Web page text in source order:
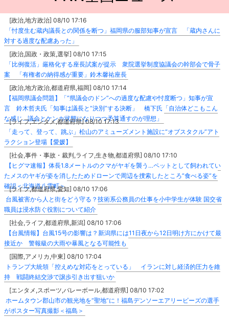
[政治,地方政治] 08/10 17:16
「忖度生む蔵内議長との関係を断つ」福岡県の服部知事が宣言 「蔵内さんに
対する過度な配慮あった」
[政治,国政・政策,選挙] 08/10 17:15
「比例復活」厳格化する座長試案が提示 衆院選挙制度協議会の幹部会で骨子
案 「有権者の納得感が重要」鈴木馨祐座長
[政治,地方政治,都道府県,福岡] 08/10 17:14
【福岡県議会問題】「”県議会のドン”への過度な配慮や忖度断つ」知事が宣
言 鈴木哲夫氏「知事は議長と“決別”する決断」 橋下氏「自治体どこもこん
な感じ…議会とケンカ状態になりつつ予算通すのが理想」
[ライフ,エンタメ,都道府県] 08/10 17:13
「走って、登って、跳ぶ」松山のアミューズメント施設に“オブスタクル”アト
ラクション登場【愛媛】
[社会,事件・事故・裁判,ライフ,生き物,都道府県] 08/10 17:10
【ヒグマ速報】体長1.8メートルのクマがヤギを襲う…ペットとして飼われてい
たメスのヤギが姿を消したためドローンで周辺を捜索したところ”食べる姿”を
確認＜北海道八雲町＞
[ライフ,都道府県,愛知] 08/10 17:06
台風被害から人と街をどう守る？技術系公務員の仕事を小中学生が体験 国交省
職員は浸水防ぐ役割について紹介
[社会,ライフ,都道府県,新潟] 08/10 17:06
【台風情報】台風15号の影響は？新潟県には11日夜から12日明け方にかけて最
接近か 警報級の大雨や暴風となる可能性も
[国際,アメリカ,中東] 08/10 17:04
トランプ大統領「控えめな対応をとっている」 イランに対し経済的圧力を維
持 戦闘終結交渉で譲歩引き出す狙いか
[エンタメ,スポーツ,バレーボール,都道府県] 08/10 17:02
ホームタウン郡山市の観光地を“聖地”に！福島デンソーエアリービーズの選手
がポスター写真撮影＜福島＞